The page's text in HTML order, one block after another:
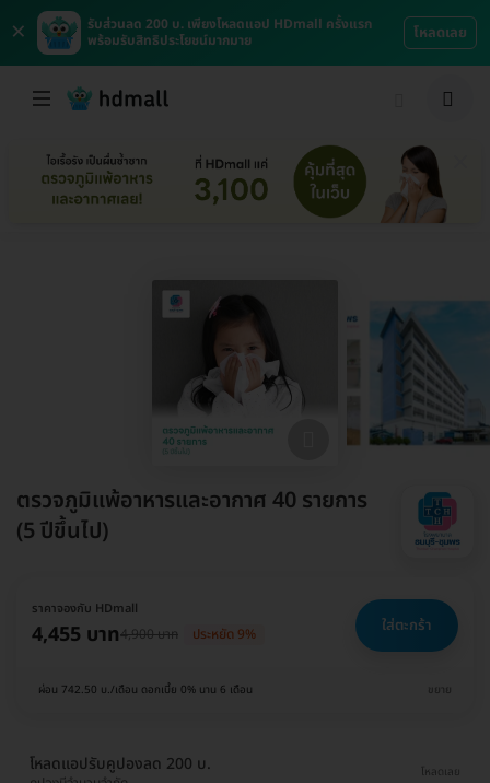
×
รับส่วนลด 200 บ. เพียงโหลดแอป HDmall ครั้งแรก
พร้อมรับสิทธิประโยชน์มากมาย
โหลดเลย
ตรวจภูมิแพ้อาหารและอากาศ 40 รายการ
(5 ปีขึ้นไป)
ราคาจองกับ HDmall
4,455 บาท4,900 บาท ประหยัด 9% ใส่ตะกร้า
ผ่อน 742.50 บ./เดือน ดอกเบี้ย 0% นาน 6 เดือน ขยาย
โหลดแอปรับคูปองลด 200 บ. โหลดเลย